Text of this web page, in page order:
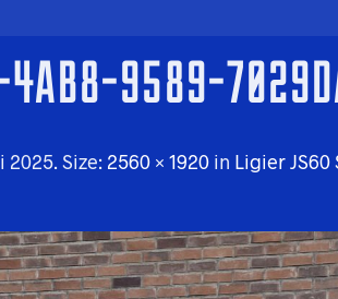
9589-
2025. Size: 2560 × 1920in Ligier JS60